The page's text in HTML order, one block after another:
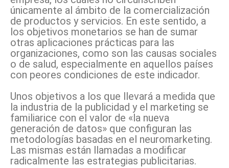
únicamente al ámbito de la comercialización
de productos y servicios. En este sentido, a
los objetivos monetarios se han de sumar
otras aplicaciones prácticas para las
organizaciones, como son las causas sociales
o de salud, especialmente en aquellos países
con peores condiciones de este indicador.
Unos objetivos a los que llevará a medida que
la industria de la publicidad y el marketing se
familiarice con el valor de «la nueva
generación de datos» que configuran las
metodologías basadas en el neuromarketing.
Las mismas están llamadas a modificar
radicalmente las estrategias publicitarias.